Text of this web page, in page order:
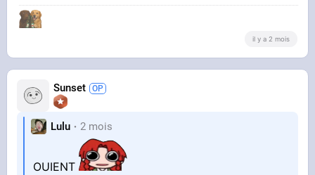
il y a 2 mois
Sunset
Lulu 2 mois
OUIENT